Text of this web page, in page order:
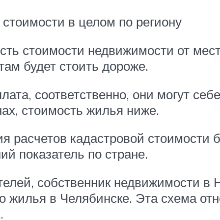
в целом по региону
стоимости недвижимости от
будет стоить дороже.
соответственно, они могут
стоимость жилья ниже.
кадастровой стоимости
показатель по стране.
собственник недвижимости
жилья в Челябинске. Эта схема